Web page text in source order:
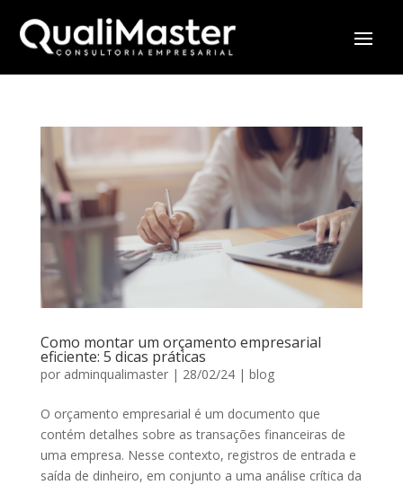
Como montar um orçamento empresarial
eficiente: 5 dicas práticas
por adminqualimaster| 28/02/24| blog
O orçamento empresarial é um documento que
contém detalhes sobre as transações financeiras de
uma empresa. Nesse contexto, registros de entrada e
saída de dinheiro, em conjunto a uma análise crítica da